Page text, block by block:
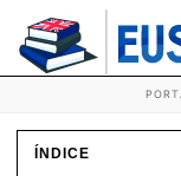
ÍNDICE